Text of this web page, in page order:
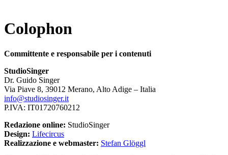
Colophon
Committente e responsabile per i contenuti
StudioSinger
Dr. Guido Singer
Via Piave 8, 39012 Merano, Alto Adige – Italia
info@studiosinger.it
P.IVA: IT01720760212
Redazione online: StudioSinger
Design: Lifecircus
Realizzazione e webmaster: Stefan Glöggl